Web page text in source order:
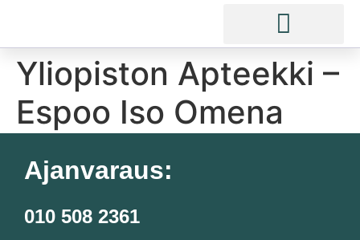
Yliopiston Apteekki –
Espoo Iso Omena
Ajanvaraus:
010 508 2361